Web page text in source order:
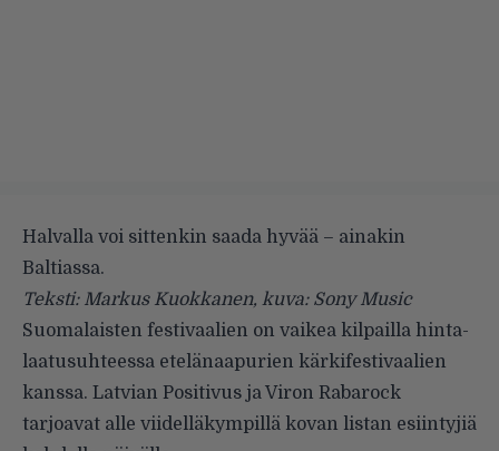
Halvalla voi sittenkin saada hyvää – ainakin
Baltiassa.
Teksti: Markus Kuokkanen, kuva: Sony Music
Suomalaisten festivaalien on vaikea kilpailla hinta-
laatusuhteessa etelänaapurien kärkifestivaalien
kanssa. Latvian Positivus ja Viron Rabarock
tarjoavat alle viidelläkympillä kovan listan esiintyjiä